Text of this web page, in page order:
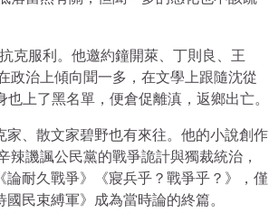
克服利。他邀約鐘開萊、丁則良、王
政治上傾向聞一多，在文學上跟隨沈從
上了黑名單，便倉促離滇，返鄉出亡。
、散文家碧野也有來往。他的小說創作
譏諷公民黨的戰爭詭計與獨裁統治，
耐久戰爭》《寢兵乎？戰爭乎？》，僅
民束縛軍》成為當時論的終篇。